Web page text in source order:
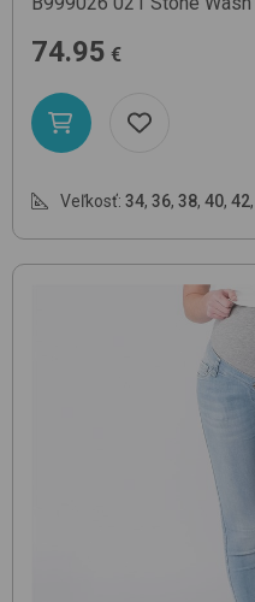
74.95 €
Veľkosť: 34, 36, 38, 40, 42,